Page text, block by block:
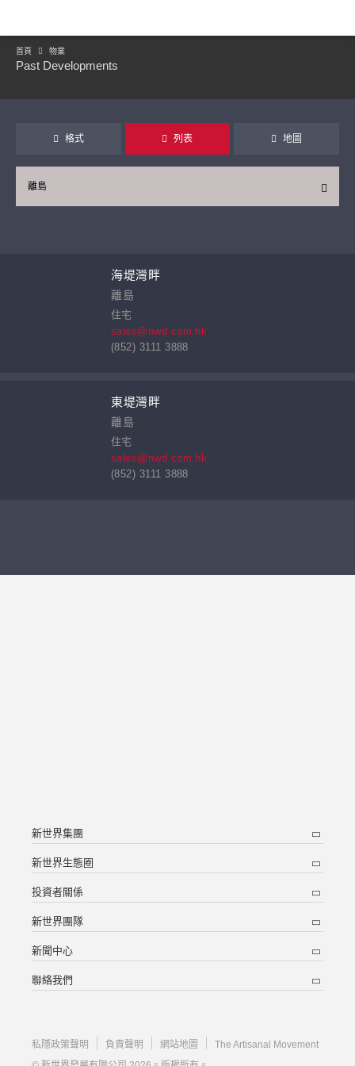
首頁 物業
Past Developments
格式 列表 地圖
離島
海堤灣畔
離島
住宅
sales@nwd.com.hk
(852) 3111 3888
東堤灣畔
離島
住宅
sales@nwd.com.hk
(852) 3111 3888
新世界集團
新世界生態圈
投資者關係
新世界團隊
新聞中心
聯絡我們
私隱政策聲明 負責聲明 網站地圖
The Artisanal Movement